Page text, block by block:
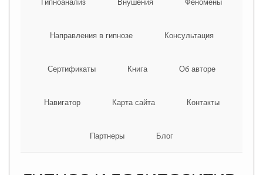
Направления в гипнозе Консультация
Сертификаты Книга Об авторе
Навигатор Карта сайта Контакты
Партнеры Блог